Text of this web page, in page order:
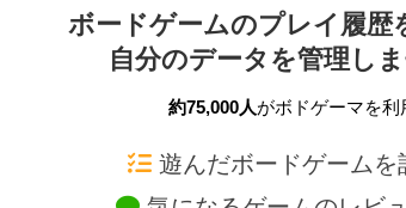
ボードゲームのプレイ履歴
自分のデータを管理し
約75,000人がボドゲーマを利
遊んだボードゲームを